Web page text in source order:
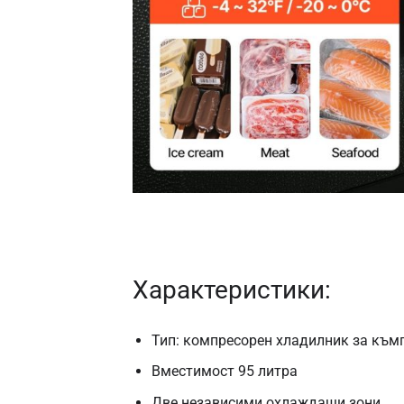
Характеристики:
Тип: компресорен хладилник за
Вместимост 95 литра